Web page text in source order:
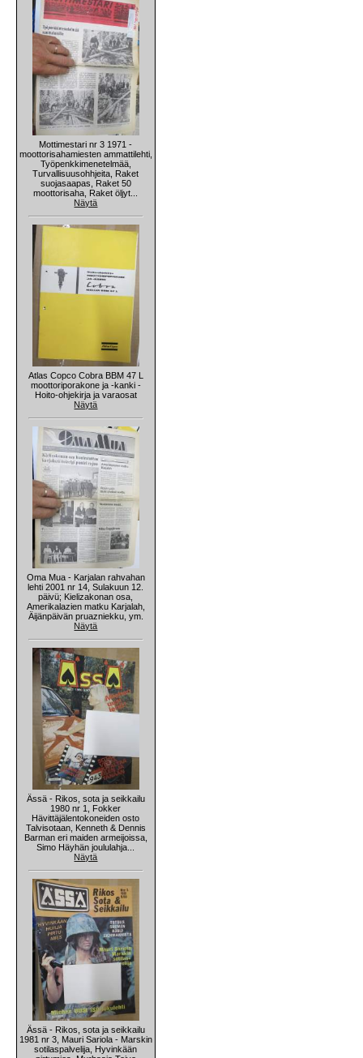
Mottimestari nr 3 1971 -
moottorisahamiesten ammattilehti,
Työpenkkimenetelmää,
Turvallisuusohhjeita, Raket
suojasaapas, Raket 50
moottorisaha, Raket öljyt...
Näytä
Atlas Copco Cobra BBM 47 L
moottoriporakone ja -kanki -
Hoito-ohjekirja ja varaosat
Näytä
Oma Mua - Karjalan rahvahan
lehti 2001 nr 14, Sulakuun 12.
päivü; Kielizakonan osa,
Amerikalazien matku Karjalah,
Äijänpäivän pruazniekku, ym.
Näytä
Ässä - Rikos, sota ja seikkailu
1980 nr 1, Fokker
Hävittäjälentokoneiden osto
Talvisotaan, Kenneth & Dennis
Barman eri maiden armeijoissa,
Simo Häyhän joululahja...
Näytä
Ässä - Rikos, sota ja seikkailu
1981 nr 3, Mauri Sariola - Marskin
sotilaspalvelija, Hyvinkään